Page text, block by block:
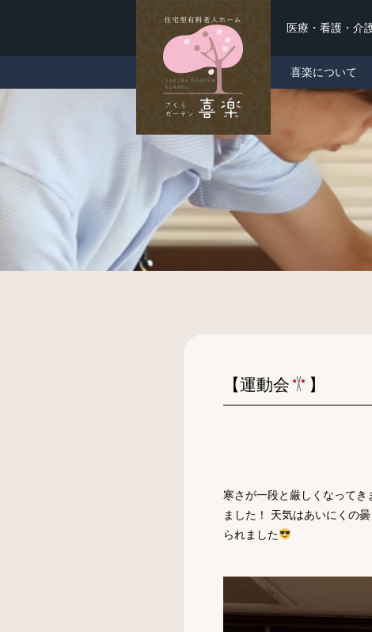
医療・看護・介
喜楽について
【運動会 】
寒さが一段と厳しくなって
ました！ 天気はあいにくの
られました